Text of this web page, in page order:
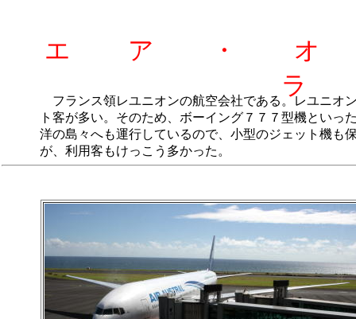
エ ア ・
ラ
フランス領レユニオンの航空会社である。レユニオ
ト客が多い。そのため、ボーイング７７７型機とい
洋の島々へも運行しているので、小型のジェット機も
が、利用客もけっこう多かった。